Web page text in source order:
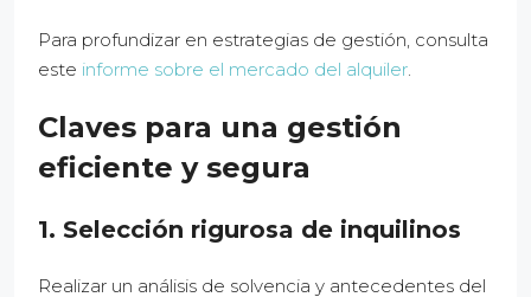
Para profundizar en estrategias de gestión, consulta
este informe sobre el mercado del alquiler.
Claves para una gestión
eficiente y segura
1. Selección rigurosa de inquilinos
Realizar un análisis de solvencia y antecedentes del